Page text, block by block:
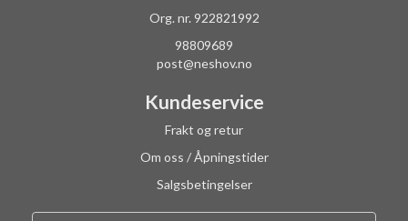
Org. nr. 922821992
98809689
post@neshov.no
Kundeservice
Frakt og retur
Om oss / Åpningstider
Salgsbetingelser